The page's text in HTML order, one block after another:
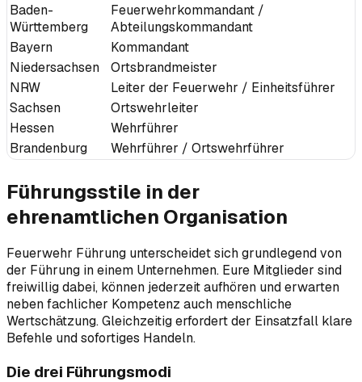
Baden-
Württemberg
Feuerwehrkommandant /
Abteilungskommandant
Bayern
Kommandant
Niedersachsen
Ortsbrandmeister
NRW
Leiter der Feuerwehr / Einheitsführer
Sachsen
Ortswehrleiter
Hessen
Wehrführer
Brandenburg
Wehrführer / Ortswehrführer
Führungsstile in der
ehrenamtlichen Organisation
Feuerwehr Führung unterscheidet sich grundlegend von
der Führung in einem Unternehmen. Eure Mitglieder sind
freiwillig dabei, können jederzeit aufhören und erwarten
neben fachlicher Kompetenz auch menschliche
Wertschätzung. Gleichzeitig erfordert der Einsatzfall klare
Befehle und sofortiges Handeln.
Die drei Führungsmodi